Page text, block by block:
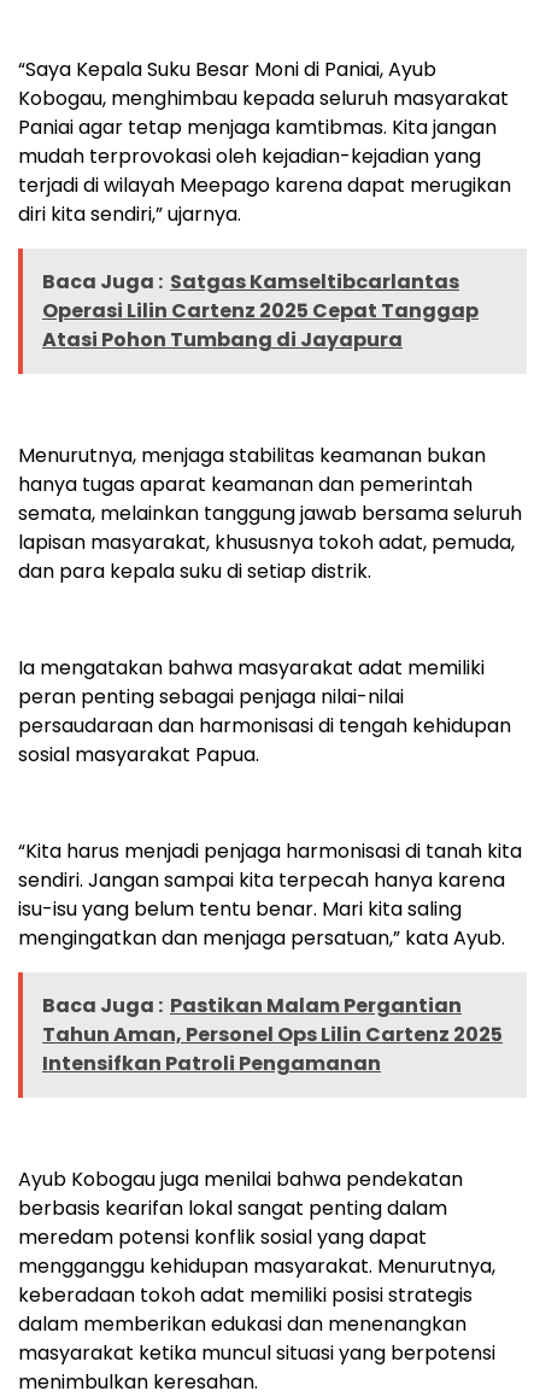
“Saya Kepala Suku Besar Moni di Paniai, Ayub
Kobogau, menghimbau kepada seluruh masyarakat
Paniai agar tetap menjaga kamtibmas. Kita jangan
mudah terprovokasi oleh kejadian-kejadian yang
terjadi di wilayah Meepago karena dapat merugikan
diri kita sendiri,” ujarnya.
Baca Juga : Satgas Kamseltibcarlantas
Operasi Lilin Cartenz 2025 Cepat Tanggap
Atasi Pohon Tumbang di Jayapura
Menurutnya, menjaga stabilitas keamanan bukan
hanya tugas aparat keamanan dan pemerintah
semata, melainkan tanggung jawab bersama seluruh
lapisan masyarakat, khususnya tokoh adat, pemuda,
dan para kepala suku di setiap distrik.
Ia mengatakan bahwa masyarakat adat memiliki
peran penting sebagai penjaga nilai-nilai
persaudaraan dan harmonisasi di tengah kehidupan
sosial masyarakat Papua.
“Kita harus menjadi penjaga harmonisasi di tanah kita
sendiri. Jangan sampai kita terpecah hanya karena
isu-isu yang belum tentu benar. Mari kita saling
mengingatkan dan menjaga persatuan,” kata Ayub.
Baca Juga : Pastikan Malam Pergantian
Tahun Aman, Personel Ops Lilin Cartenz 2025
Intensifkan Patroli Pengamanan
Ayub Kobogau juga menilai bahwa pendekatan
berbasis kearifan lokal sangat penting dalam
meredam potensi konflik sosial yang dapat
mengganggu kehidupan masyarakat. Menurutnya,
keberadaan tokoh adat memiliki posisi strategis
dalam memberikan edukasi dan menenangkan
masyarakat ketika muncul situasi yang berpotensi
menimbulkan keresahan.